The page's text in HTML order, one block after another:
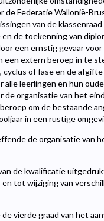
de Federatie Wallonië-
van de
de toekenning van
een ernstig gevaar
een extern beroep in te
of fase en de afgifte
leerlingen en hun
de organisatie van het
om de bestaande
in een rustige
de organisatie van
de kwalificatie
tot wijziging van
vierde graad van het